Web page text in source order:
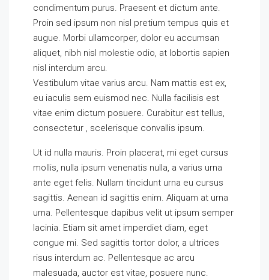
condimentum purus. Praesent et dictum ante.
Proin sed ipsum non nisl pretium tempus quis et
augue. Morbi ullamcorper, dolor eu accumsan
aliquet, nibh nisl molestie odio, at lobortis sapien
nisl interdum arcu.
Vestibulum vitae varius arcu. Nam mattis est ex,
eu iaculis sem euismod nec. Nulla facilisis est
vitae enim dictum posuere. Curabitur est tellus,
consectetur , scelerisque convallis ipsum.
Ut id nulla mauris. Proin placerat, mi eget cursus
mollis, nulla ipsum venenatis nulla, a varius urna
ante eget felis. Nullam tincidunt urna eu cursus
sagittis. Aenean id sagittis enim. Aliquam at urna
urna. Pellentesque dapibus velit ut ipsum semper
lacinia. Etiam sit amet imperdiet diam, eget
congue mi. Sed sagittis tortor dolor, a ultrices
risus interdum ac. Pellentesque ac arcu
malesuada, auctor est vitae, posuere nunc.